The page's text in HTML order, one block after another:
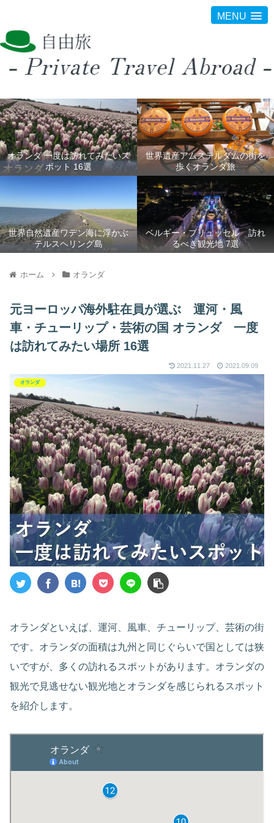
MENU
オランダ 一度は訪れてみたいス
ポット 16選
世界遺産アムステルダムの街を
歩くオランダ旅
世界自然遺産ワデン海に浮かぶ
テルスヘリング島
ベルギー・ブリュッセル 訪れ
るべき観光地 7選
ホーム オランダ
元ヨーロッパ海外駐在員が選ぶ 運河・風
車・チューリップ・芸術の国 オランダ 一度
は訪れてみたい場所 16選
2021.11.27 2021.09.09
オランダ
オランダといえば、運河、風車、チューリップ、芸術の街
です。オランダの面積は九州と同じぐらいで国としては狭
いですが、多くの訪れるスポットがあります。オランダの
観光で見逃せない観光地とオランダを感じられるスポット
を紹介します。